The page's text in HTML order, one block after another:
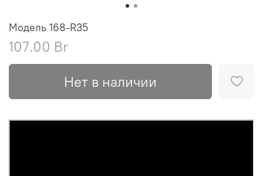
Модель 168-R35
107.00 Br
Нет в наличии